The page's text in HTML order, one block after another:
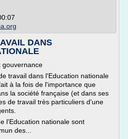
DANS
gouvernance
travail dans l'Education nationale
à la fois de l'importance que
la société française (et dans ses
de travail très particuliers d'une
l'Education nationale sont
des...